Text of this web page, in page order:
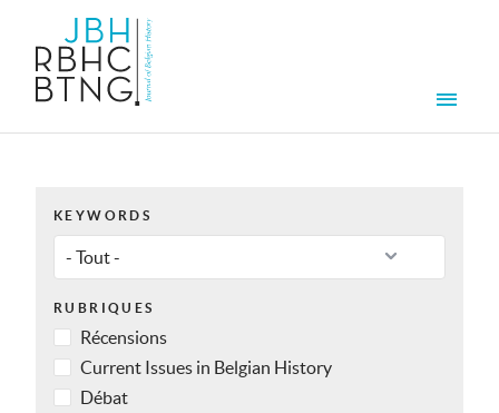
KEYWORDS
RUBRIQUES
Récensions
Current Issues in Belgian History
Débat